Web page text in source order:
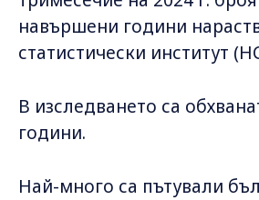
навършени години
статистически институт
В изследването са
години.
Най-много са пътували